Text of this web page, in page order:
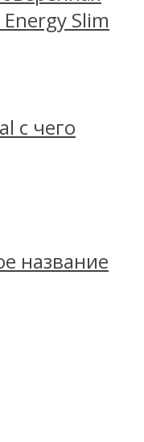
Slim
с чего
название